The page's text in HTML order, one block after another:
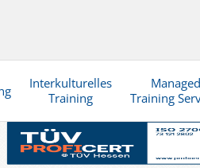
Interkulturelles
Training
Managed
Training